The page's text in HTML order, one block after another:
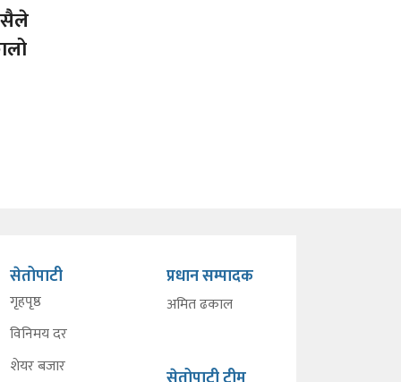
सेतोपाटी
गृहपृष्ठ
विनिमय दर
शेयर बजार
प्रधान सम्पादक
अमित ढकाल